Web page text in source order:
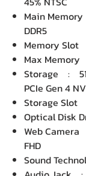
Main
DDR5
Memory
Max
Storage :
PCIe Gen 4
Storage Slot
Optical Disk
Web
FHD
Sound